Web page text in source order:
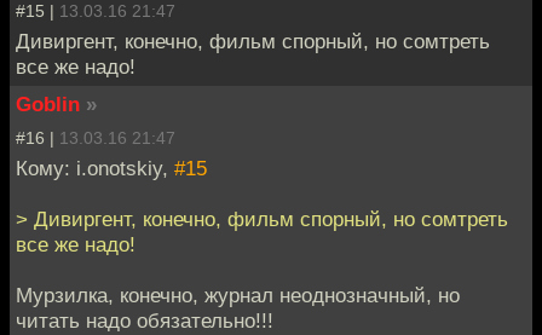
#15 | 13.03.16 21:47
Дивиргент, конечно, фильм спорный, но сомтреть
все же надо!
Goblin »
#16 | 13.03.16 21:47
Кому: i.onotskiy, #15
> Дивиргент, конечно, фильм спорный, но сомтреть
все же надо!
Мурзилка, конечно, журнал неоднозначный, но
читать надо обязательно!!!